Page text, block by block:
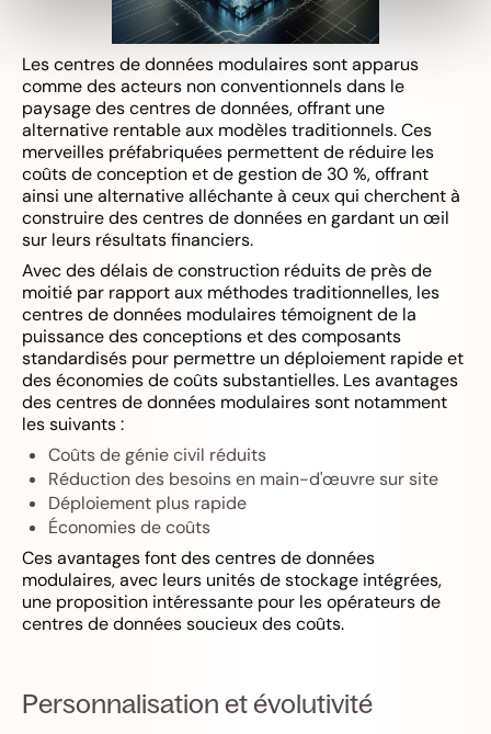
Les centres de données modulaires sont apparus
comme des acteurs non conventionnels dans le
paysage des centres de données, offrant une
alternative rentable aux modèles traditionnels. Ces
merveilles préfabriquées permettent de réduire les
coûts de conception et de gestion de 30 %, offrant
ainsi une alternative alléchante à ceux qui cherchent à
construire des centres de données en gardant un œil
sur leurs résultats financiers.
Avec des délais de construction réduits de près de
moitié par rapport aux méthodes traditionnelles, les
centres de données modulaires témoignent de la
puissance des conceptions et des composants
standardisés pour permettre un déploiement rapide et
des économies de coûts substantielles. Les avantages
des centres de données modulaires sont notamment
les suivants :
Coûts de génie civil réduits
Réduction des besoins en main-d'œuvre sur site
Déploiement plus rapide
Économies de coûts
Ces avantages font des centres de données
modulaires, avec leurs unités de stockage intégrées,
une proposition intéressante pour les opérateurs de
centres de données soucieux des coûts.
Personnalisation et évolutivité